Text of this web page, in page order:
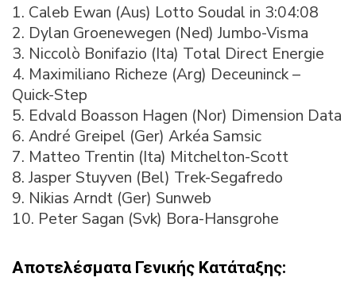
1. Caleb Ewan (Aus) Lotto Soudal in 3:04:08
2. Dylan Groenewegen (Ned) Jumbo-Visma
3. Niccolò Bonifazio (Ita) Total Direct Energie
4. Maximiliano Richeze (Arg) Deceuninck –
Quick-Step
5. Edvald Boasson Hagen (Nor) Dimension Data
6. André Greipel (Ger) Arkéa Samsic
7. Matteo Trentin (Ita) Mitchelton-Scott
8. Jasper Stuyven (Bel) Trek-Segafredo
9. Nikias Arndt (Ger) Sunweb
10. Peter Sagan (Svk) Bora-Hansgrohe
Αποτελέσματα Γενικής Κατάταξης: